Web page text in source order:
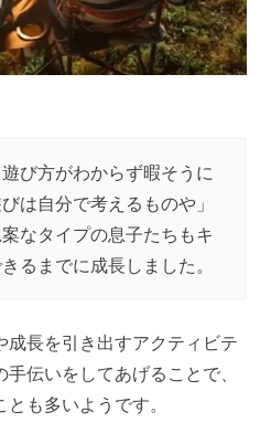
び方がわからず暇そうに
は自分で考えるものや」
なタイプの息子たちもキ
るまでに成長しました。
長を引き出すアクティビテ
伝いをしてあげることで、
も多いようです。